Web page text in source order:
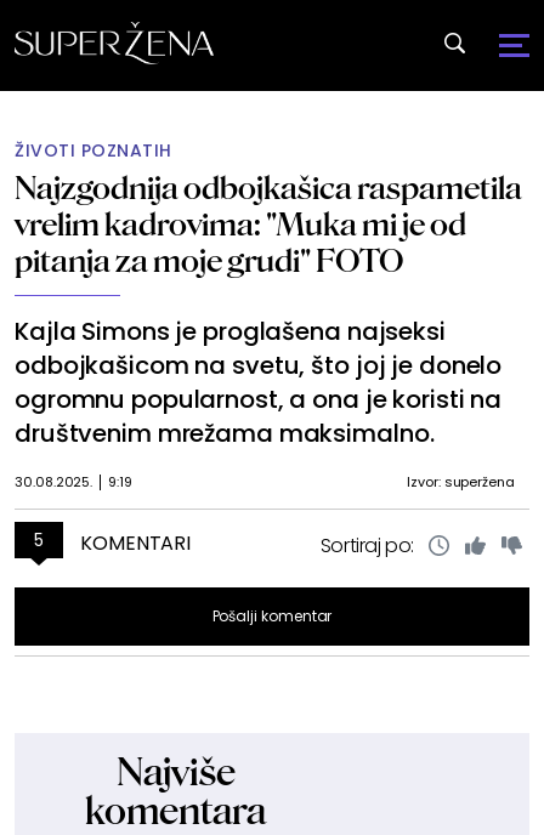
ŽIVOTI POZNATIH
Najzgodnija odbojkašica raspametila
vrelim kadrovima: "Muka mi je od
pitanja za moje grudi" FOTO
Kajla Simons je proglašena najseksi
odbojkašicom na svetu, što joj je donelo
ogromnu popularnost, a ona je koristi na
društvenim mrežama maksimalno.
30.08.2025. 9:19 Izvor: superžena
5 KOMENTARI Sortiraj po:
Pošalji komentar
Najviše
komentara